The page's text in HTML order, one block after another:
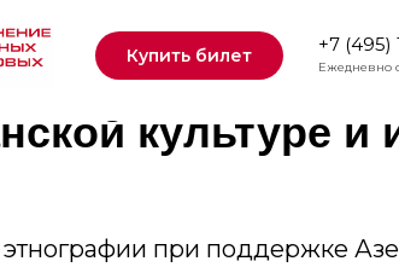
Купить билет +7 (495)
Ежедневно
этнографии
выставка,
культуре и
при поддержке